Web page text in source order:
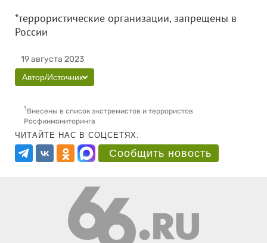
*террористические организации, запрещены в
России
19 августа 2023
Автор/Источник
1Внесены в список экстремистов и террористов
Росфинмониторинга
ЧИТАЙТЕ НАС В СОЦСЕТЯХ:
Сообщить новость